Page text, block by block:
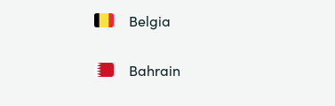
Belgia
Bahrain